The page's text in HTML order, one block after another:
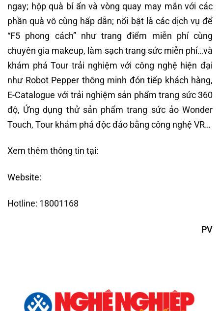
ngay; hộp quà bí ẩn và vòng quay may mắn với các
phần quà vô cùng hấp dẫn; nổi bật là các dịch vụ để
“F5 phong cách” như trang điểm miễn phí cùng
chuyên gia makeup, làm sạch trang sức miễn phí…và
khám phá Tour trải nghiệm với công nghệ hiện đại
như Robot Pepper thông minh đón tiếp khách hàng,
E-Catalogue với trải nghiệm sản phẩm trang sức 360
độ, Ứng dụng thử sản phẩm trang sức ảo Wonder
Touch, Tour khám phá độc đáo bằng công nghệ VR…
Xem thêm thông tin tại:
Website:
Hotline: 18001168
PV